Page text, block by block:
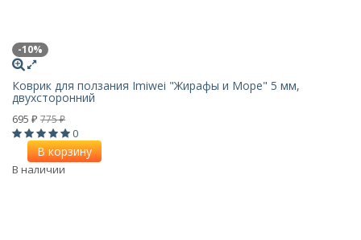
-10%
Коврик для ползания Imiwei "Жирафы и Море" 5 мм,
двухсторонний
695 ₽ 775₽
0
В корзину
В наличии